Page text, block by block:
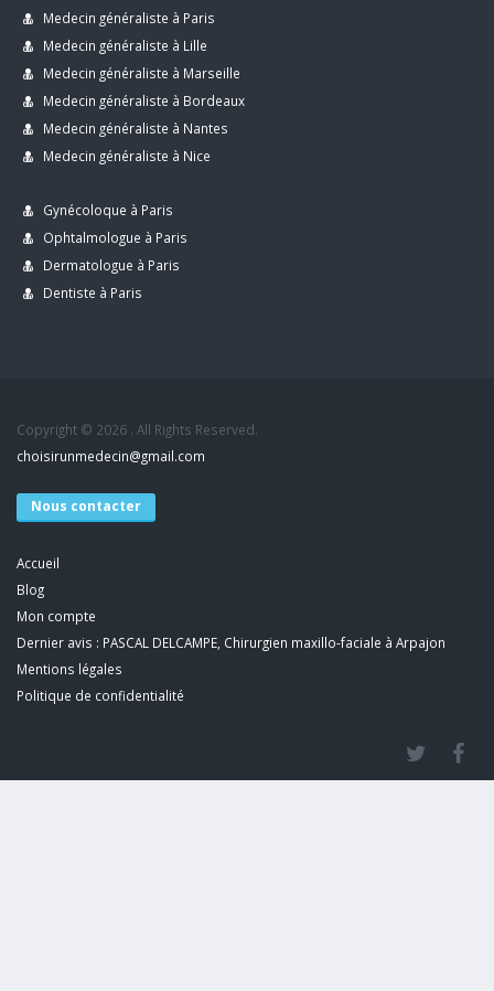
Medecin généraliste à Paris
Medecin généraliste à Lille
Medecin généraliste à Marseille
Medecin généraliste à Bordeaux
Medecin généraliste à Nantes
Medecin généraliste à Nice
Gynécoloque à Paris
Ophtalmologue à Paris
Dermatologue à Paris
Dentiste à Paris
Copyright © 2026 . All Rights Reserved.
choisirunmedecin@gmail.com
Nous contacter
Accueil
Blog
Mon compte
Dernier avis : PASCAL DELCAMPE, Chirurgien maxillo-faciale à Arpajon
Mentions légales
Politique de confidentialité